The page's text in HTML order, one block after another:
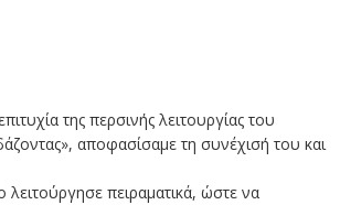
της περσινής λειτουργίας του
αποφασίσαμε τη συνέχισή του και
πειραματικά, ώστε να